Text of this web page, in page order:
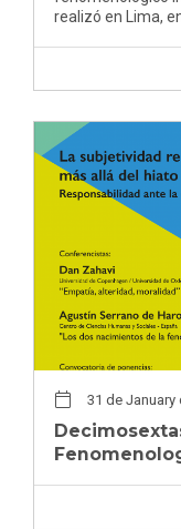
realizó en Lima,
31 de January